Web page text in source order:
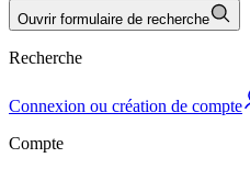
Ouvrir formulaire de recherche
Recherche
Connexion ou création de compte
Compte